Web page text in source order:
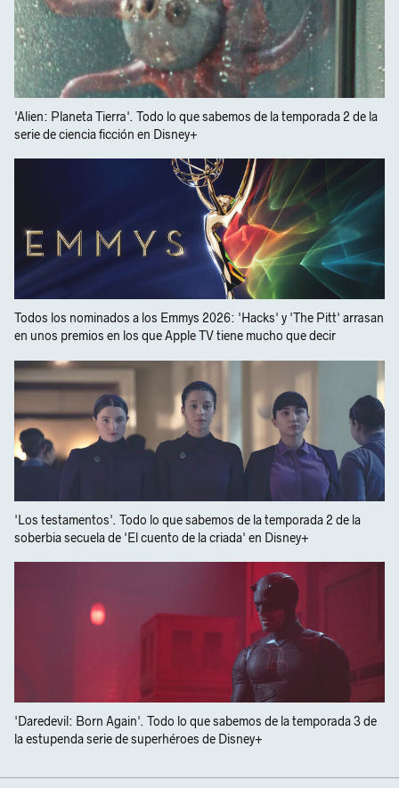
'Alien: Planeta Tierra'. Todo lo que sabemos de la temporada 2 de la
serie de ciencia ficción en Disney+
Todos los nominados a los Emmys 2026: 'Hacks' y 'The Pitt' arrasan
en unos premios en los que Apple TV tiene mucho que decir
'Los testamentos'. Todo lo que sabemos de la temporada 2 de la
soberbia secuela de 'El cuento de la criada' en Disney+
'Daredevil: Born Again'. Todo lo que sabemos de la temporada 3 de
la estupenda serie de superhéroes de Disney+